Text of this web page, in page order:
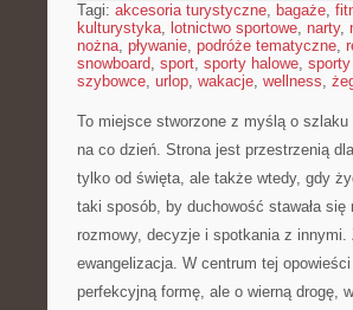
Tagi: akcesoria turystyczne, bagaże,
kulturystyka, lotnictwo sportowe, narty,
nożna, pływanie, podróże tematyczne,
snowboard, sport, sporty halowe,
szybowce, urlop, wakacje, wellness,
To miejsce stworzone z myślą o
na co dzień. Strona jest przestrzenią
tylko od święta, ale także wtedy, gdy
taki sposób, by duchowość stawała
rozmowy, decyzje i spotkania z innymi.
ewangelizacja. W centrum tej
perfekcyjną formę, ale o wierną drogę,